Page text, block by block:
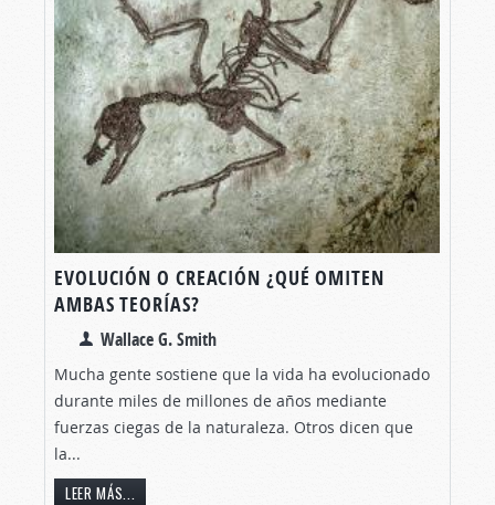
EVOLUCIÓN O CREACIÓN ¿QUÉ OMITEN
AMBAS TEORÍAS?
Wallace G. Smith
Mucha gente sostiene que la vida ha evolucionado
durante miles de millones de años mediante
fuerzas ciegas de la naturaleza. Otros dicen que
la...
LEER MÁS...